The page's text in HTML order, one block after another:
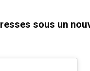
sous un